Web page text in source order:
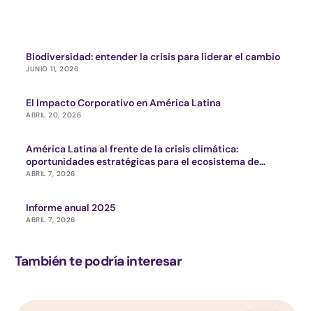
Biodiversidad: entender la crisis para liderar el cambio
JUNIO 11, 2026
El Impacto Corporativo en América Latina
ABRIL 20, 2026
América Latina al frente de la crisis climática:
oportunidades estratégicas para el ecosistema de
impacto
ABRIL 7, 2026
Informe anual 2025
ABRIL 7, 2026
También te podría interesar